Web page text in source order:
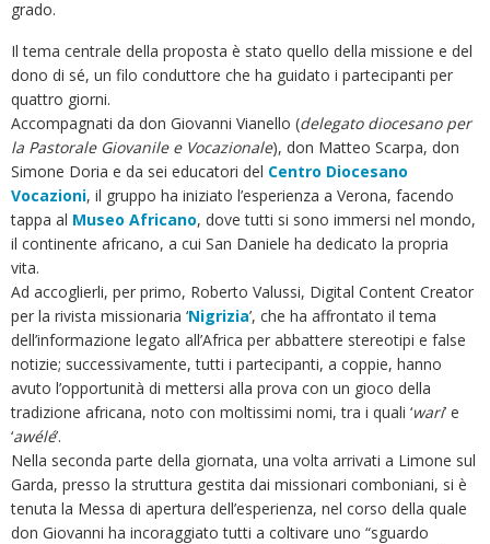
grado.
Il tema centrale della proposta è stato quello della missione e del
dono di sé, un filo conduttore che ha guidato i partecipanti per
quattro giorni.
Accompagnati da don Giovanni Vianello (delegato diocesano per
la Pastorale Giovanile e Vocazionale), don Matteo Scarpa, don
Simone Doria e da sei educatori del Centro Diocesano
Vocazioni, il gruppo ha iniziato l’esperienza a Verona, facendo
tappa al Museo Africano, dove tutti si sono immersi nel mondo,
il continente africano, a cui San Daniele ha dedicato la propria
vita.
Ad accoglierli, per primo, Roberto Valussi, Digital Content Creator
per la rivista missionaria ‘Nigrizia’, che ha affrontato il tema
dell’informazione legato all’Africa per abbattere stereotipi e false
notizie; successivamente, tutti i partecipanti, a coppie, hanno
avuto l’opportunità di mettersi alla prova con un gioco della
tradizione africana, noto con moltissimi nomi, tra i quali ‘wari’ e
‘awélé’.
Nella seconda parte della giornata, una volta arrivati a Limone sul
Garda, presso la struttura gestita dai missionari comboniani, si è
tenuta la Messa di apertura dell’esperienza, nel corso della quale
don Giovanni ha incoraggiato tutti a coltivare uno “sguardo